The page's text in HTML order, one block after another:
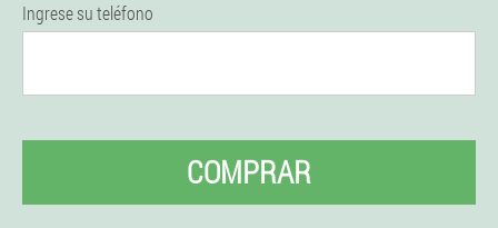
Ingrese su teléfono
COMPRAR